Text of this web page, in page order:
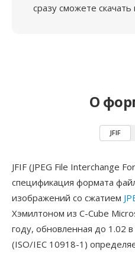
сразу сможете
О
JFIF
JFIF (JPEG File Interchange
спецификация формата
изображений со сжатием
Хэмилтоном из C-Cube
году, обновленная до 1.02
(ISO/IEC 10918-1)